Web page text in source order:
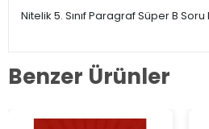
Nitelik 5. Sınıf Paragraf Süper B Soru
Benzer Ürünler